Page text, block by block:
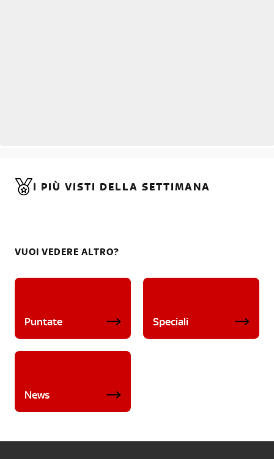
I PIÙ VISTI DELLA SETTIMANA
VUOI VEDERE ALTRO?
Puntate Speciali
News